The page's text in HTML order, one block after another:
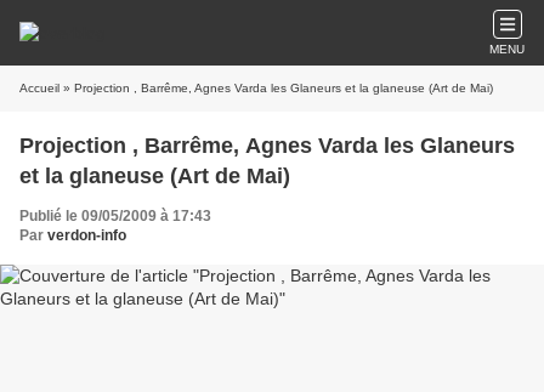
MENU
Accueil » Projection , Barrême, Agnes Varda les Glaneurs et la glaneuse (Art de Mai)
Projection , Barrême, Agnes Varda les Glaneurs
et la glaneuse (Art de Mai)
Publié le 09/05/2009 à 17:43
Par verdon-info